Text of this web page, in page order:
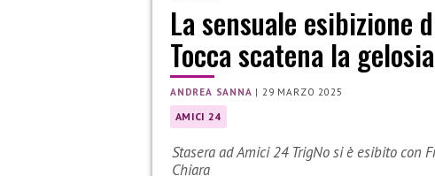
La sensuale esibizione
Tocca scatena la
ANDREA SANNA |29 MARZO 2025
AMICI 24
Stasera ad Amici 24 TrigNo si è esibito con
Chiara